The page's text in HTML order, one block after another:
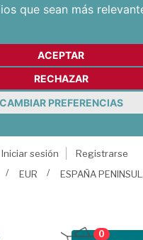
que sean más
ACEPTAR
RECHAZAR
CAMBIAR PREFERENCIAS
Iniciar sesión
Registrarse
EUR ESPAÑA
0